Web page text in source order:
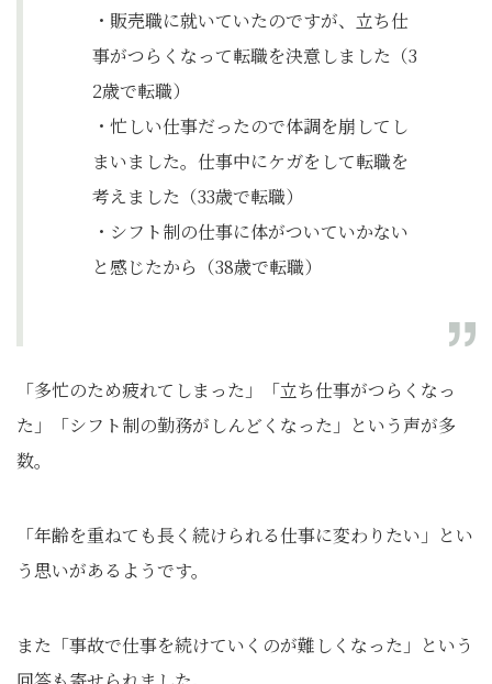
・販売職に就いていたのですが、立ち仕
事がつらくなって転職を決意しました（3
2歳で転職）
・忙しい仕事だったので体調を崩してし
まいました。仕事中にケガをして転職を
考えました（33歳で転職）
・シフト制の仕事に体がついていかない
と感じたから（38歳で転職）
「多忙のため疲れてしまった」「立ち仕事がつらくなっ
た」「シフト制の勤務がしんどくなった」という声が多
数。
「年齢を重ねても長く続けられる仕事に変わりたい」とい
う思いがあるようです。
また「事故で仕事を続けていくのが難しくなった」という